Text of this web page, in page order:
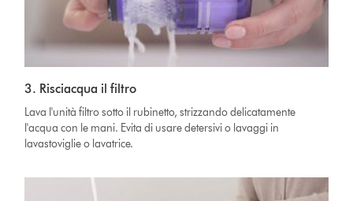
3. Risciacqua il filtro
Lava l'unità filtro sotto il rubinetto, strizzando delicatamente
l'acqua con le mani. Evita di usare detersivi o lavaggi in
lavastoviglie o lavatrice.